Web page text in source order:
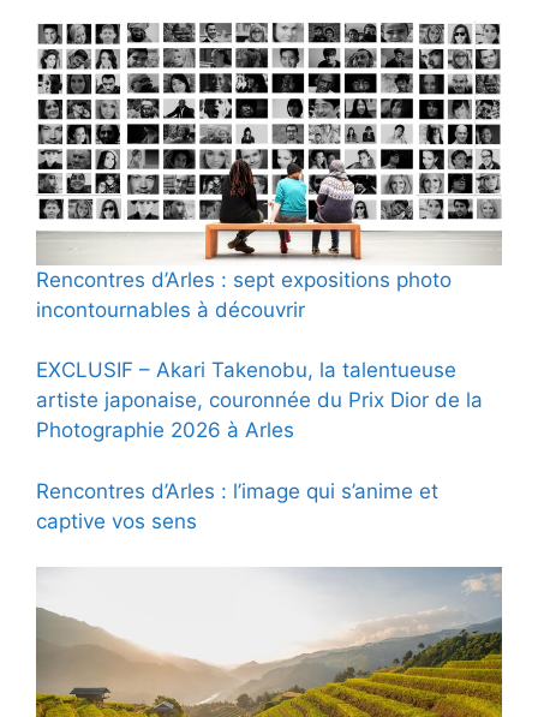
Rencontres d’Arles : sept expositions photo
incontournables à découvrir
EXCLUSIF – Akari Takenobu, la talentueuse
artiste japonaise, couronnée du Prix Dior de la
Photographie 2026 à Arles
Rencontres d’Arles : l’image qui s’anime et
captive vos sens